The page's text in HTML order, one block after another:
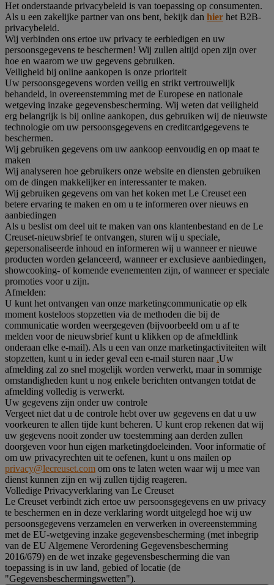
Het onderstaande privacybeleid is van toepassing op consumenten.
Als u een zakelijke partner van ons bent, bekijk dan hier het B2B-
privacybeleid.
Wij verbinden ons ertoe uw privacy te eerbiedigen en uw
persoonsgegevens te beschermen! Wij zullen altijd open zijn over
hoe en waarom we uw gegevens gebruiken.
Veiligheid bij online aankopen is onze prioriteit
Uw persoonsgegevens worden veilig en strikt vertrouwelijk
behandeld, in overeenstemming met de Europese en nationale
wetgeving inzake gegevensbescherming. Wij weten dat veiligheid
erg belangrijk is bij online aankopen, dus gebruiken wij de nieuwste
technologie om uw persoonsgegevens en creditcardgegevens te
beschermen.
Wij gebruiken gegevens om uw aankoop eenvoudig en op maat te
maken
Wij analyseren hoe gebruikers onze website en diensten gebruiken
om de dingen makkelijker en interessanter te maken.
Wij gebruiken gegevens om van het koken met Le Creuset een
betere ervaring te maken en om u te informeren over nieuws en
aanbiedingen
Als u beslist om deel uit te maken van ons klantenbestand en de Le
Creuset-nieuwsbrief te ontvangen, sturen wij u speciale,
gepersonaliseerde inhoud en informeren wij u wanneer er nieuwe
producten worden gelanceerd, wanneer er exclusieve aanbiedingen,
showcooking- of komende evenementen zijn, of wanneer er speciale
promoties voor u zijn.
Afmelden:
U kunt het ontvangen van onze marketingcommunicatie op elk
moment kosteloos stopzetten via de methoden die bij de
communicatie worden weergegeven (bijvoorbeeld om u af te
melden voor de nieuwsbrief kunt u klikken op de afmeldlink
onderaan elke e-mail). Als u een van onze marketingactiviteiten wilt
stopzetten, kunt u in ieder geval een e-mail sturen naar .Uw
afmelding zal zo snel mogelijk worden verwerkt, maar in sommige
omstandigheden kunt u nog enkele berichten ontvangen totdat de
afmelding volledig is verwerkt.
Uw gegevens zijn onder uw controle
Vergeet niet dat u de controle hebt over uw gegevens en dat u uw
voorkeuren te allen tijde kunt beheren. U kunt erop rekenen dat wij
uw gegevens nooit zonder uw toestemming aan derden zullen
doorgeven voor hun eigen marketingdoeleinden. Voor informatie of
om uw privacyrechten uit te oefenen, kunt u ons mailen op
privacy@lecreuset.com om ons te laten weten waar wij u mee van
dienst kunnen zijn en wij zullen tijdig reageren.
Volledige Privacyverklaring van Le Creuset
Le Creuset verbindt zich ertoe uw persoonsgegevens en uw privacy
te beschermen en in deze verklaring wordt uitgelegd hoe wij uw
persoonsgegevens verzamelen en verwerken in overeenstemming
met de EU-wetgeving inzake gegevensbescherming (met inbegrip
van de EU Algemene Verordening Gegevensbescherming
2016/679) en de wet inzake gegevensbescherming die van
toepassing is in uw land, gebied of locatie (de
"Gegevensbeschermingswetten").